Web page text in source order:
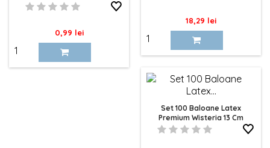
Pret
0,99 lei
Pret
18,29 lei
Set 100 Baloane Latex
Premium Wisteria 13 Cm
Cattex